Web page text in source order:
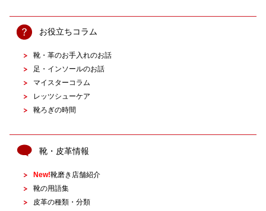
お役立ちコラム
靴・革のお手入れのお話
足・インソールのお話
マイスターコラム
レッツシューケア
靴ろぎの時間
靴・皮革情報
New!靴磨き店舗紹介
靴の用語集
皮革の種類・分類